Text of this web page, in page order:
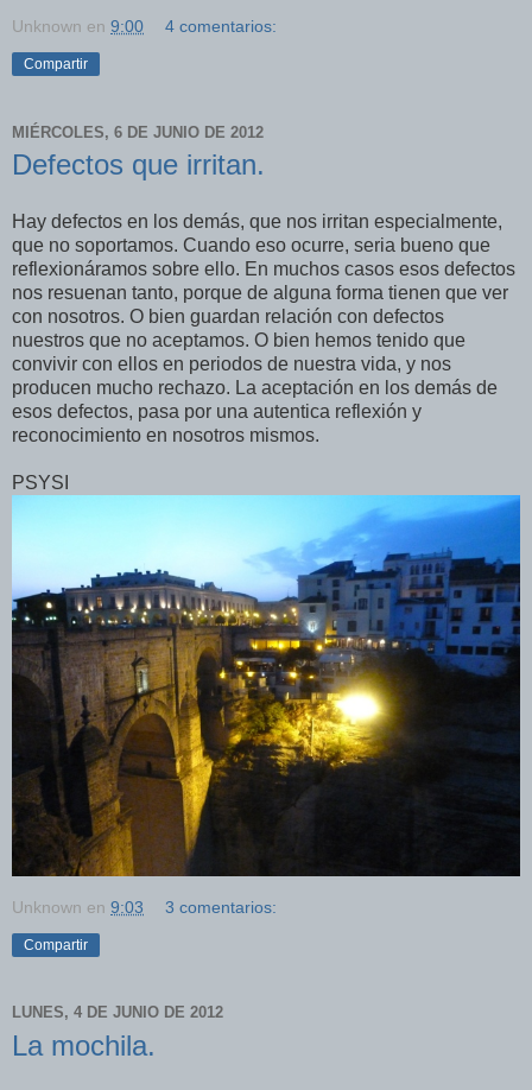
Unknown en 9:00 4 comentarios:
Compartir
MIÉRCOLES, 6 DE JUNIO DE 2012
Defectos que irritan.
Hay defectos en los demás, que nos irritan especialmente,
que no soportamos. Cuando eso ocurre, seria bueno que
reflexionáramos sobre ello. En muchos casos esos defectos
nos resuenan tanto, porque de alguna forma tienen que ver
con nosotros. O bien guardan relación con defectos
nuestros que no aceptamos. O bien hemos tenido que
convivir con ellos en periodos de nuestra vida, y nos
producen mucho rechazo. La aceptación en los demás de
esos defectos, pasa por una autentica reflexión y
reconocimiento en nosotros mismos.
PSYSI
Unknown en 9:03 3 comentarios:
Compartir
LUNES, 4 DE JUNIO DE 2012
La mochila.